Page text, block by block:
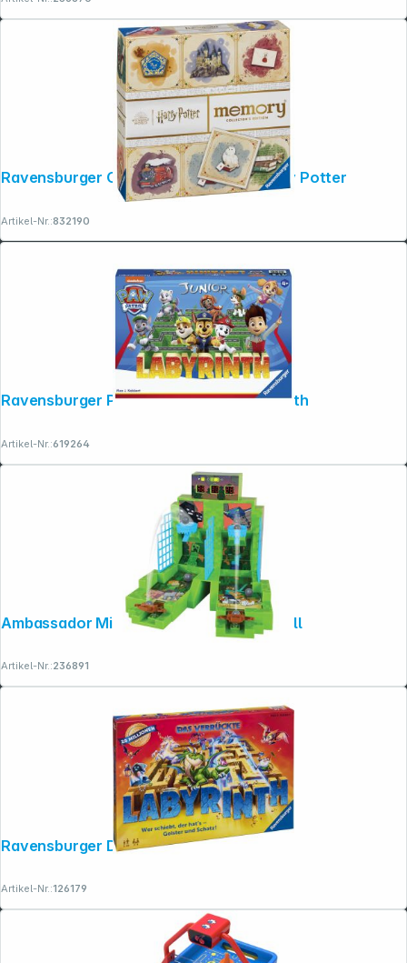
Ravensburger Collector's memory Harry Potter
Artikel-Nr.:832190
Ravensburger Paw Patrol Junior Labyrinth
Artikel-Nr.:619264
Ambassador Minecraft Arcade Basketball
Artikel-Nr.:236891
Ravensburger Das verrückte Labyrinth
Artikel-Nr.:126179